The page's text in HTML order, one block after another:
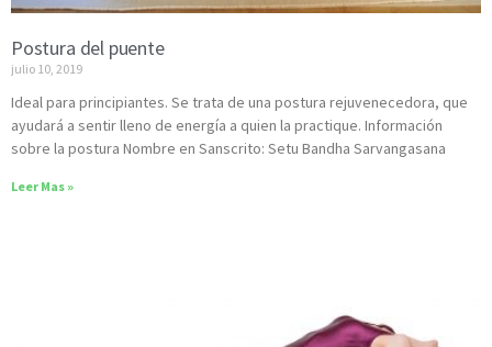
Postura del puente
julio 10, 2019
Ideal para principiantes. Se trata de una postura rejuvenecedora, que
ayudará a sentir lleno de energía a quien la practique. Información
sobre la postura Nombre en Sanscrito: Setu Bandha Sarvangasana
Leer Mas »